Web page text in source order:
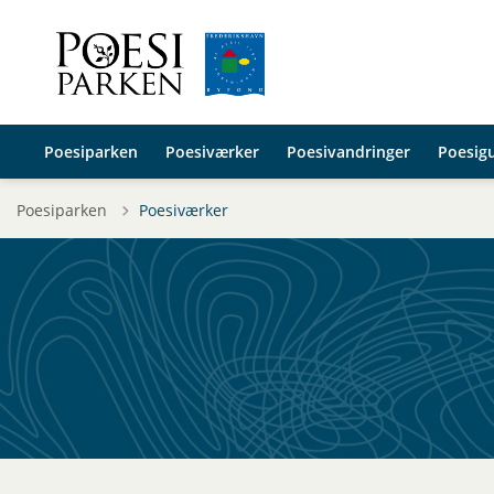
Poesiparken Poesiværker Poesivandringer
Poesiparken Poesiværker